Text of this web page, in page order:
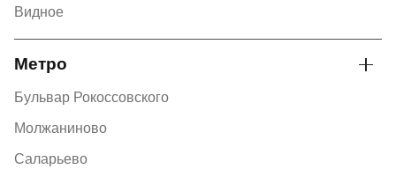
Видное
Метро
Бульвар Рокоссовского
Молжаниново
Саларьево